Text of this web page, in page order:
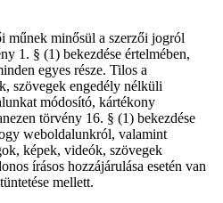
műnek minősül a szerzői jogról
1. § (1) bekezdése értelmében,
egyes része. Tilos a
szövegek engedély nélküli
módosító, kártékony
törvény 16. § (1) bekezdése
weboldalunkról, valamint
képek, videók, szövegek
írásos hozzájárulása esetén van
mellett.